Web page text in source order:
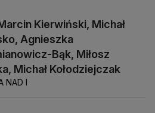
Kierwiński, Michał
Agnieszka
Bąk, Miłosz
Michał Kołodziejczak
NAD I